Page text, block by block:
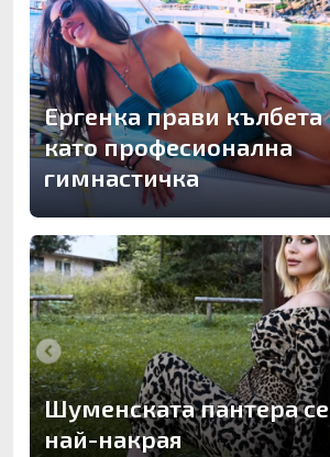
Ергенка прави
като професионална
гимнастичка
Шуменската пантера
най-накрая